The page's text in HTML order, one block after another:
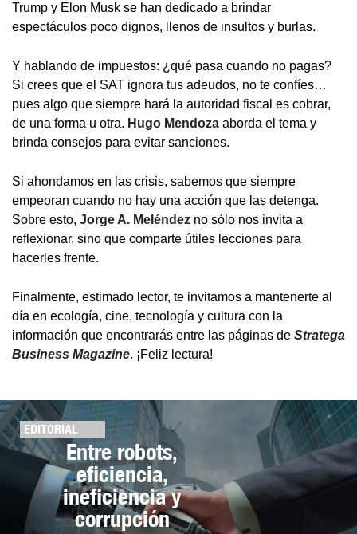
Trump y Elon Musk se han dedicado a brindar
espectáculos poco dignos, llenos de insultos y burlas.
Y hablando de impuestos: ¿qué pasa cuando no pagas?
Si crees que el SAT ignora tus adeudos, no te confíes…
pues algo que siempre hará la autoridad fiscal es cobrar,
de una forma u otra. Hugo Mendoza aborda el tema y
brinda consejos para evitar sanciones.
Si ahondamos en las crisis, sabemos que siempre
empeoran cuando no hay una acción que las detenga.
Sobre esto, Jorge A. Meléndez no sólo nos invita a
reflexionar, sino que comparte útiles lecciones para
hacerles frente.
Finalmente, estimado lector, te invitamos a mantenerte al
día en ecología, cine, tecnología y cultura con la
información que encontrarás entre las páginas de Stratega
Business Magazine. ¡Feliz lectura!
EDITORIAL
Entre robots,
eficiencia,
ineficiencia y
corrupción